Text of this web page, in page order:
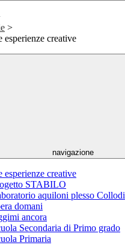
>
esperienze creative
navigazione
esperienze creative
STABILO
aquiloni plesso Collodi
domani
ancora
Secondaria di Primo grado
Primaria